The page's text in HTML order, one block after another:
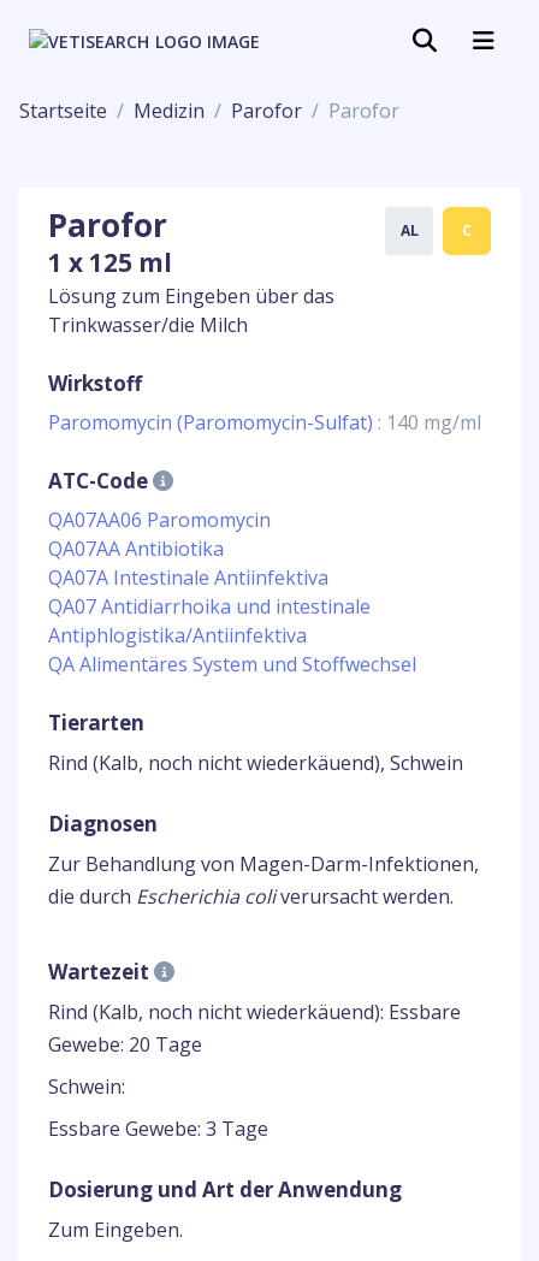
Startseite Medizin Parofor Parofor
Parofor
1 x 125 ml
Lösung zum Eingeben über das
Trinkwasser/die Milch
AL C
Wirkstoff
Paromomycin (Paromomycin-Sulfat) : 140 mg/ml
ATC-Code
QA07AA06 Paromomycin
QA07AA Antibiotika
QA07A Intestinale Antiinfektiva
QA07 Antidiarrhoika und intestinale
Antiphlogistika/Antiinfektiva
QA Alimentäres System und Stoffwechsel
Tierarten
Rind (Kalb, noch nicht wiederkäuend), Schwein
Diagnosen
Zur Behandlung von Magen-Darm-Infektionen,
die durch Escherichia coliverursacht werden.
Wartezeit
Rind (Kalb, noch nicht wiederkäuend): Essbare
Gewebe: 20 Tage
Schwein:
Essbare Gewebe: 3 Tage
Dosierung und Art der Anwendung
Zum Eingeben.